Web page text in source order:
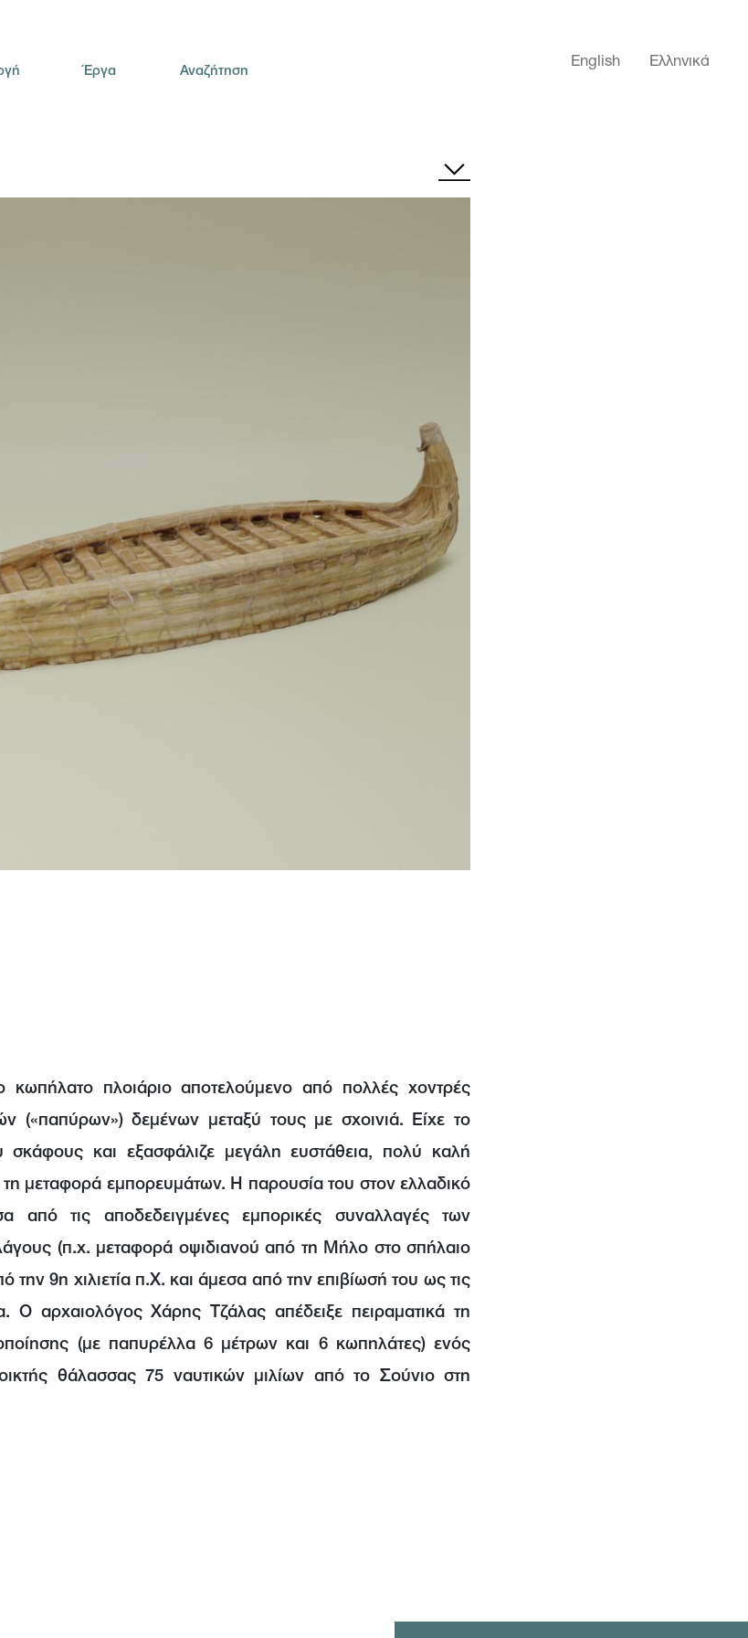
Έργα Αναζήτηση
English Ελληνικά
κωπήλατο πλοιάριο αποτελούμενο από πολλές χοντρές
(«παπύρων») δεμένων μεταξύ τους με σχοινιά. Είχε το
και εξασφάλιζε μεγάλη ευστάθεια, πολύ καλή
τη μεταφορά εμπορευμάτων. Η παρουσία του στον ελλαδικό
από τις αποδεδειγμένες εμπορικές συναλλαγές των
(π.χ. μεταφορά οψιδιανού από τη Μήλο στο σπήλαιο
την 9η χιλιετία π.Χ. και άμεσα από την επιβίωσή του ως τις
Ο αρχαιολόγος Χάρης Τζάλας απέδειξε πειραματικά τη
(με παπυρέλλα 6 μέτρων και 6 κωπηλάτες) ενός
θάλασσας 75 ναυτικών μιλίων από το Σούνιο στη